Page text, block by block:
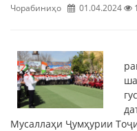
Чорабиниҳо 01.04.2024
Мусаллаҳи Ҷумҳурии